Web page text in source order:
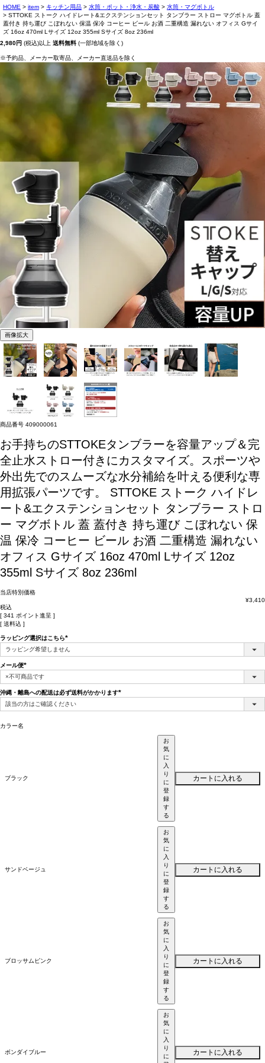
HOME item キッチン用品 水筒・ポット・浄水・炭酸
水筒・マグボトル
STTOKE ストーク ハイドレート&エクステンションセット タンブラー ストロー マグボトル 蓋
蓋付き 持ち運び こぼれない 保温 保冷 コーヒー ビール お酒 二重構造 漏れない オフィス Gサイ
ズ 16oz 470ml Lサイズ 12oz 355ml Sサイズ 8oz 236ml
2,980円 (税込)以上 送料無料 (一部地域を除く)
※予約品、メーカー取寄品、メーカー直送品を除く
画像拡大
商品番号 409000061
お手持ちのSTTOKEタンブラーを容量アップ＆完
全止水ストロー付きにカスタマイズ。スポーツや
外出先でのスムーズな水分補給を叶える便利な専
用拡張パーツです。
STTOKE ストーク ハイドレ
ート&エクステンションセット タンブラー ストロ
ー マグボトル 蓋 蓋付き 持ち運び こぼれない 保
温 保冷 コーヒー ビール お酒 二重構造 漏れない
オフィス Gサイズ 16oz 470ml Lサイズ 12oz
355ml Sサイズ 8oz 236ml
当店特別価格
¥3,410
税込
[ 341 ポイント進呈 ]
送料込
ラッピング選択はこちら
(必
須)
メール便
(必
須)
沖縄・離島への配送は必ず送料がかかります
須)
カラー名
ブラック
お
気
に
入
り
に
登
録
す
る
カートに入れる
サンドベージュ
お
気
に
入
り
に
登
録
す
る
カートに入れる
ブロッサムピンク
お
気
に
入
り
に
登
録
す
る
カートに入れる
ボンダイブルー
お
気
に
入
り
に
カートに入れる